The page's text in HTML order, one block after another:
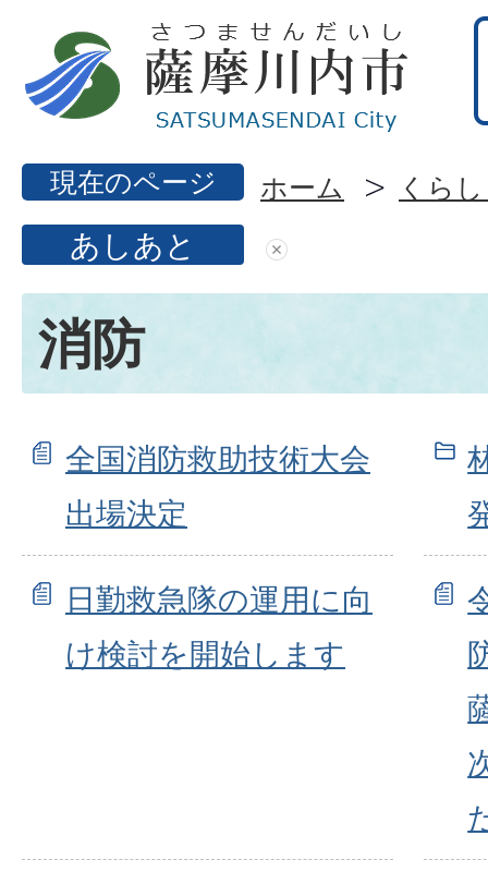
現在のページ ホーム くら
あしあと
消防
全国消防救助技術大会
出場決定
日勤救急隊の運用に向
け検討を開始します